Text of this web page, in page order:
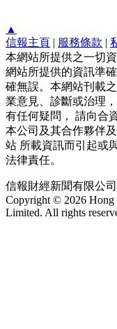
▲
信報主頁 | 服務條款 |
本網站所提供之一切
網站所提供的資訊準
確無誤。本網站刊載
業意見、診斷或治理
有任何疑問， 請向合
本公司及其合作夥伴
站 所載資訊而引起或
法律責任。
信報財經新聞有限公
Copyright © 2026 Hong
Limited. All rights